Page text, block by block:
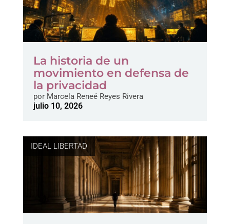
La historia de un
movimiento en defensa de
la privacidad
porMarcela Reneé Reyes Rivera
julio 10, 2026
IDEAL LIBERTAD